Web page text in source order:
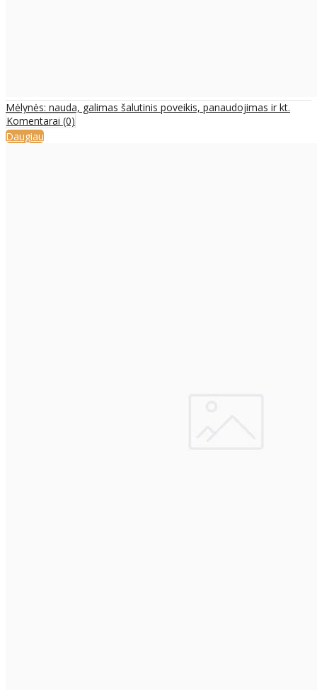
Mėlynės: nauda, galimas šalutinis poveikis, panaudojimas ir kt.
Komentarai (0)
Daugiau